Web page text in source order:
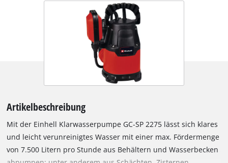
Artikelbeschreibung
Mit der Einhell Klarwasserpumpe GC-SP 2275 lässt sich klares
und leicht verunreinigtes Wasser mit einer max. Fördermenge
von 7.500 Litern pro Stunde aus Behältern und Wasserbecken